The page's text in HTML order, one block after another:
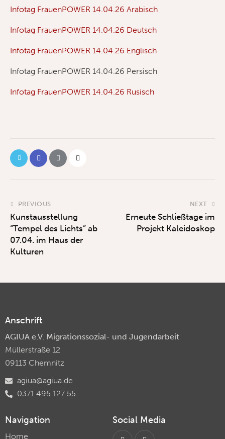
Infotag FrauenPOWER 14.04.26 Arabisch
Infotag FrauenPOWER 14.04.26 Deutsch
Infotag FrauenPOWER 14.04.26 Englisch
Infotag FrauenPOWER 14.04.26 Persisch
Infotag FrauenPOWER 14.04.26 Rusisch
PREVIOUS
Kunstausstellung
“Tempel des Lichts” ab
07.04. im Haus der
Kulturen
NEXT
Erneute Schließtage im
Projekt Kaleidoskop
Anschrift
AGIUA e.V. Migrationssozial- und Jugendarbeit
Müllerstraße 12
09113 Chemnitz
agiua@agiua.de
0371 495 127 55
Navigation
Home
Social Media